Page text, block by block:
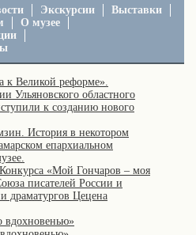
Экскурсии
Выставки
О музее
к Великой реформе».
Ульяновского областного
к созданию нового
История в некотором
епархиальном
«Мой Гончаров – моя
писателей России и
драматургов Цецена
вдохновенью»